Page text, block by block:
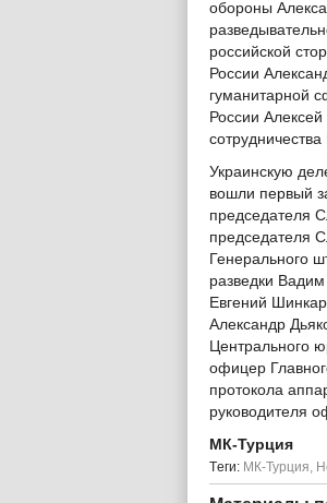
обороны
российской
России
гуманитарной
России
Украинскую
вошли первый
председателя
председателя
Генерального
разведки
Евгений
Александр
Центрального
офицер
протокола
руководителя
МК-Турция
Tеги: МК-Турция,